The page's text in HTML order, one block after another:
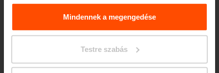
További információért kérjük, látogasson el aPrinciples
Relating to the Processing. Personal Data
Mindennek a megengedése
Testre szabás
Támlás pad
oldalsó szerkezet alumíniumöntvényből, acél szerkezet és láb, ülőke és
támla fa lécekből, központi forgó lábon